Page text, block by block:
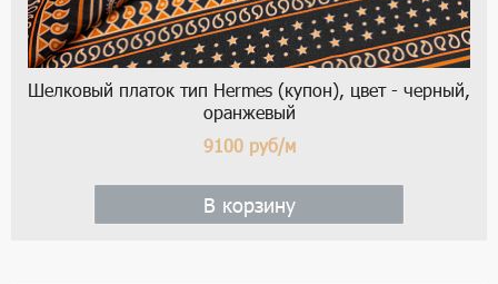
Шелковый платок тип Hermes (купон), цвет - черный,
оранжевый
9100 руб/м
В корзину